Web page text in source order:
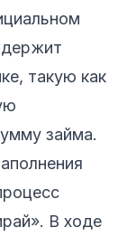
такую как
займа.
В ходе